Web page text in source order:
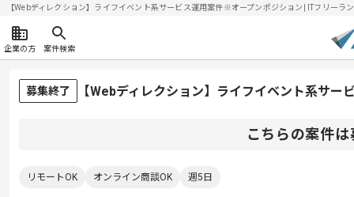
【Webディレクション】ライフイベント系サービス運用案件※オープンポジション| ITフリー
企業の方 案件検索
募集終了 【Webディレクション】ライフイベント系サ
こちらの案件
リモートOK オンライン商談OK 週5日